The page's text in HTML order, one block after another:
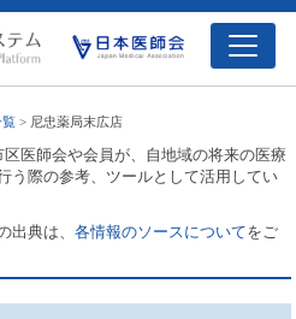
覧 > 尼忠薬局末広店
医師会や会員が、自地域の将来の医療
う際の参考、ツールとして活用してい
出典は、各情報のソースについてをご